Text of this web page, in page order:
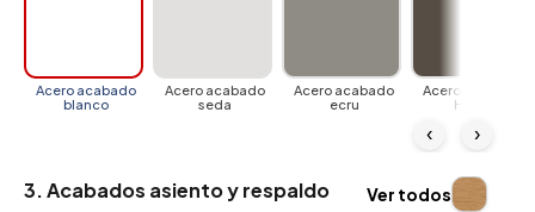
Acero acabado
blanco
Acero acabado
seda
Acero acabado
ecru
Acero acabado
Hierro
‹ ›
3. Acabados asiento y respaldo Ver todos